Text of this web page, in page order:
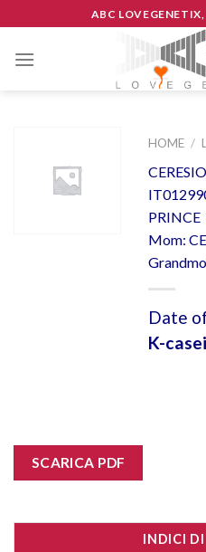
to
content
ABC
HOME /
Mom:
Date
K-
SCARICA PDF
INDICI